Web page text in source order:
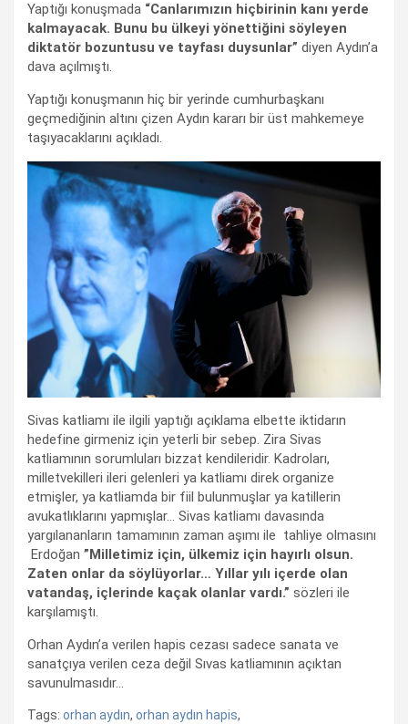
Yaptığı konuşmada “Canlarımızın hiçbirinin kanı yerde
kalmayacak. Bunu bu ülkeyi yönettiğini söyleyen
diktatör bozuntusu ve tayfası duysunlar” diyen Aydın’a
dava açılmıştı.
Yaptığı konuşmanın hiç bir yerinde cumhurbaşkanı
geçmediğinin altını çizen Aydın kararı bir üst mahkemeye
taşıyacaklarını açıkladı.
Sivas katliamı ile ilgili yaptığı açıklama elbette iktidarın
hedefine girmeniz için yeterli bir sebep. Zira Sivas
katliamının sorumluları bizzat kendileridir. Kadroları,
milletvekilleri ileri gelenleri ya katliamı direk organize
etmişler, ya katliamda bir fiil bulunmuşlar ya katillerin
avukatlıklarını yapmışlar… Sivas katliamı davasında
yargılananların tamamının zaman aşımı ile tahliye olmasını
Erdoğan ”Milletimiz için, ülkemiz için hayırlı olsun.
Zaten onlar da söylüyorlar… Yıllar yılı içerde olan
vatandaş, içlerinde kaçak olanlar vardı.” sözleri ile
karşılamıştı.
Orhan Aydın’a verilen hapis cezası sadece sanata ve
sanatçıya verilen ceza değil Sıvas katliamının açıktan
savunulmasıdır…
Tags: orhan aydın, orhan aydın hapis,